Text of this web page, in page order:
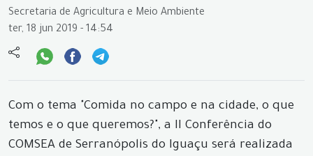
Secretaria de Agricultura e Meio Ambiente
ter, 18 jun 2019 - 14:54
Com o tema "Comida no campo e na cidade, o que
temos e o que queremos?", a II Conferência do
COMSEA de Serranópolis do Iguaçu será realizada